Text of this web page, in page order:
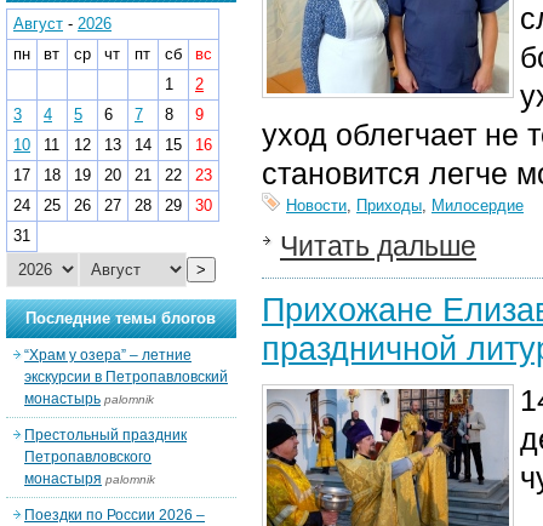
уход облегчает не
становится легче
Новости, Приходы, Милосердие
Читать дальше
Прихожане
праздничной
Август - 2026
пн
вт ср чт пт сб
вс
1
2
3
4 5 6 7 8
9
10
11 12 13 14 15
16
17
18 19 20 21 22
23
24
25 26 27 28 29
30
31
>
Последние темы блогов
“Храм у озера” – летние
экскурсии в Петропавловский
монастырь palomnik
Престольный праздник
Петропавловского
монастыря palomnik
Поездки по России 2026 –